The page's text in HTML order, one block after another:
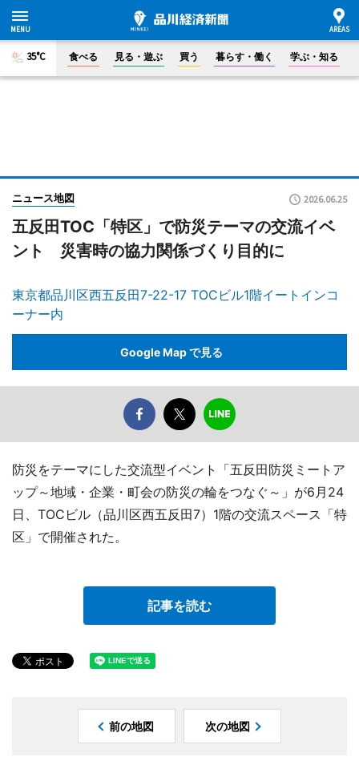
35°C 食べる 見る・遊ぶ 買う 暮らす・働く 学ぶ・知る
ニュース地図 2026.06.25
五反田TOC「特区」で防災テーマの交流イベ
ント 災害時の協力関係づくり目的に
東京都品川区西五反田7-22-17 TOCビル1階イートインコ
ーナー内
Google Map で見る
防災をテーマにした交流型イベント「五反田防災ミートア
ップ～地域・企業・町会の防災の輪をつなぐ～」が6月24
日、TOCビル（品川区西五反田7）1階の交流スペース「特
区」で開催された。
記事を読む
前の地図 次の地図